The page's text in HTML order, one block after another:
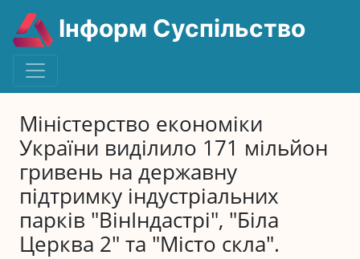
Інформ Суспільство
Міністерство економіки
України виділило 171 мільйон
гривень на державну
підтримку індустріальних
парків "ВінІндастрі", "Біла
Церква 2" та "Місто скла".